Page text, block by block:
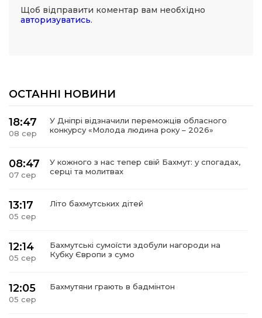
Щоб відправити коментар вам необхідно
авторизуватись.
ОСТАННІ НОВИНИ
18:47
08 сер
У Дніпрі відзначили переможців обласного
конкурсу «Молода людина року – 2026»
08:47
07 сер
У кожного з нас тепер свій Бахмут: у спогадах,
серці та молитвах
13:17
05 сер
Літо бахмутських дітей
12:14
05 сер
Бахмутські сумоїсти здобули нагороди на
Кубку Європи з сумо
12:05
05 сер
Бахмутяни грають в бадмінтон